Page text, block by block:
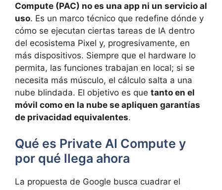
Compute (PAC) no es una app ni un servicio al
uso. Es un marco técnico que redefine dónde y
cómo se ejecutan ciertas tareas de IA dentro
del ecosistema Pixel y, progresivamente, en
más dispositivos. Siempre que el hardware lo
permita, las funciones trabajan en local; si se
necesita más músculo, el cálculo salta a una
nube blindada. El objetivo es que tanto en el
móvil como en la nube se apliquen garantías
de privacidad equivalentes.
Qué es Private AI Compute y
por qué llega ahora
La propuesta de Google busca cuadrar el